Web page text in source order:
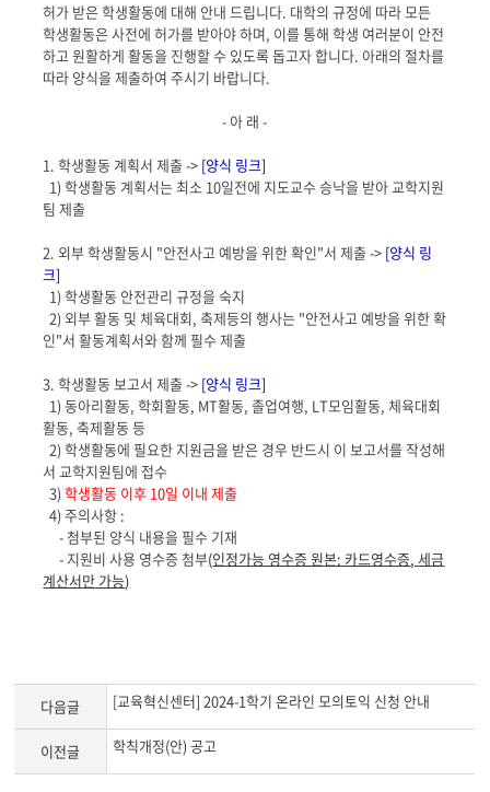
게
시
글
본
허가 받은 학생활동에 대해 안내 드립니다. 대학의 규정에 따라 모든
학생활동은 사전에 허가를 받아야 하며, 이를 통해 학생 여러분이 안전
하고 원활하게 활동을 진행할 수 있도록 돕고자 합니다. 아래의 절차를
따라 양식을 제출하여 주시기 바랍니다.
- 아 래-
1.학생활동 계획서 제출-> [양식 링크]
1)학생활동 계획서는 최소 10일전에 지도교수 승낙을 받아 교학지원
팀 제출
2.외부 학생활동시 "안전사고 예방을 위한 확인"서 제출-> [양식 링
크]
1)학생활동 안전관리 규정을 숙지
2) 외부 활동 및 체육대회, 축제등의 행사는 "안전사고 예방을 위한 확
인"서 활동계획서와 함께 필수 제출
3.학생활동 보고서 제출-> [양식 링크]
1)동아리활동,학회활동, MT활동,졸업여행, LT모임활동,체육대회
활동,축제활동 등
2)학생활동에 필요한 지원금을 받은 경우 반드시 이 보고서를 작성해
서 교학지원팀에 접수
3)학생활동 이후 10일 이내 제출
4)주의사항 :
- 첨부된 양식 내용을 필수 기재
- 지원비 사용 영수증 첨부(인정가능 영수증 원본: 카드영수증,세금
계산서만 가능)
다음글 [교육혁신센터] 2024-1학기 온라인 모의토익 신청 안내
이전글 학칙개정(안) 공고